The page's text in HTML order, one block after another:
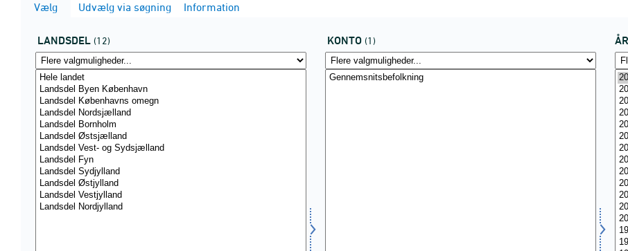
Vælg
Udvælg via søgning Information
LANDSDEL (12) KONTO (1) ÅR